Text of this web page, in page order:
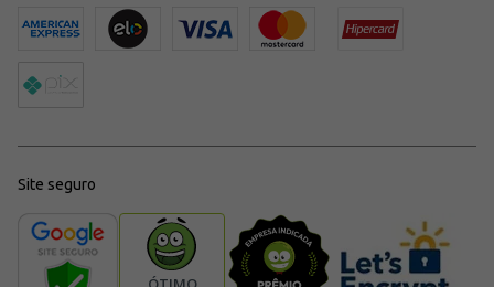
Site seguro